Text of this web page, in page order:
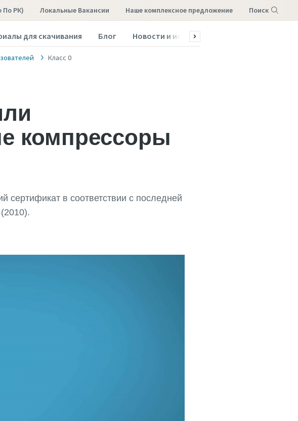
По РК) Локальные Вакансии наше комплексное предложение Поиск
для скачивания Блог Новости и истории
Класс 0
компрессоры
сертификат в соответствии с последней